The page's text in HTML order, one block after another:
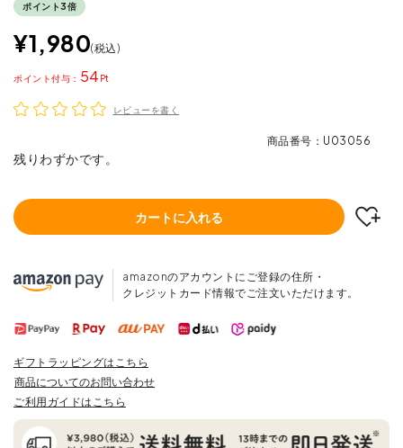
ポイント3倍
¥1,980 税込
54
ポイント
レビューを書く
商品番号 U03056
残りわずかです。
カートに入れる
amazonのアカウントにご登録の住所・
クレジットカード情報でご注文いただけます。
ギフトラッピングはこちら
商品についてのお問い合わせ
ご利用ガイドはこちら